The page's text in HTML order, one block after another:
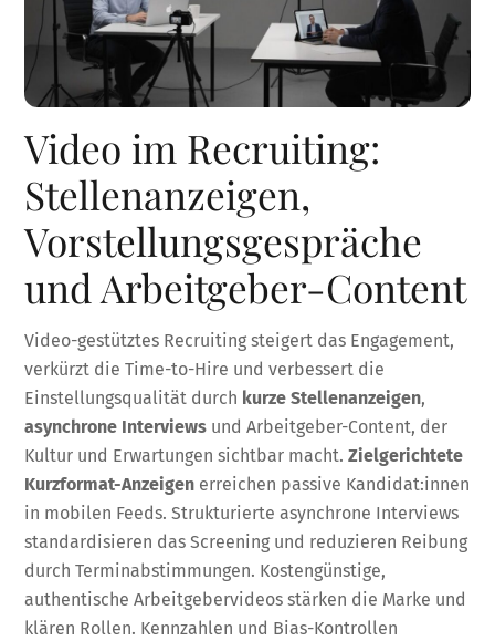
Video im Recruiting:
Stellenanzeigen,
Vorstellungsgespräche
und Arbeitgeber-Content
Video-gestütztes Recruiting steigert das Engagement,
verkürzt die Time-to-Hire und verbessert die
Einstellungsqualität durch kurze Stellenanzeigen,
asynchrone Interviews und Arbeitgeber-Content, der
Kultur und Erwartungen sichtbar macht.Zielgerichtete
Kurzformat-Anzeigen erreichen passive Kandidat:innen
in mobilen Feeds. Strukturierte asynchrone Interviews
standardisieren das Screening und reduzieren Reibung
durch Terminabstimmungen. Kostengünstige,
authentische Arbeitgebervideos stärken die Marke und
klären Rollen. Kennzahlen und Bias-Kontrollen